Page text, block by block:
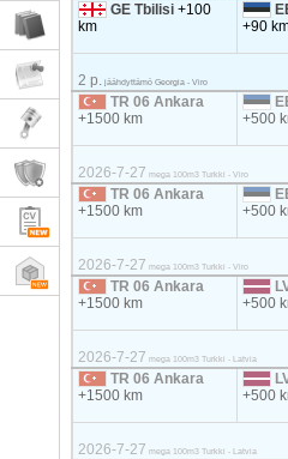
GE Tbilisi+100
km
+90
2 p. jäähdyttämö Georgia - Viro
TR 06 Ankara
+1500 km
+500
2026-7-27 mega 100m3 Turkki - Viro
TR 06 Ankara
+1500 km
+500
2026-7-27 mega 100m3 Turkki - Viro
TR 06 Ankara
+1500 km
+500
2026-7-27 mega 100m3 Turkki - Latvia
TR 06 Ankara
+1500 km
+500
2026-7-27 mega 100m3 Turkki - Latvia